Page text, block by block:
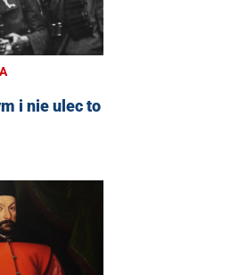
i nie ulec to